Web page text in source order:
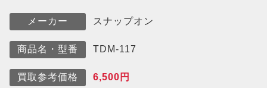
メーカー スナップオン
商品名・型番 TDM-117
買取参考価格 6,500円